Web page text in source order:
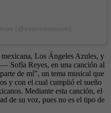
Los Ángeles Azules, y
Sofía Reyes, en una canción al
de mí”, un tema musical que
y con el cual cumplió el sueño
Mediante esta canción, el
de su voz, pues no es el tipo de